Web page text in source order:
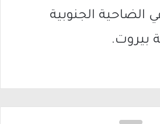
الضاحية الجنوبية
بيروت.